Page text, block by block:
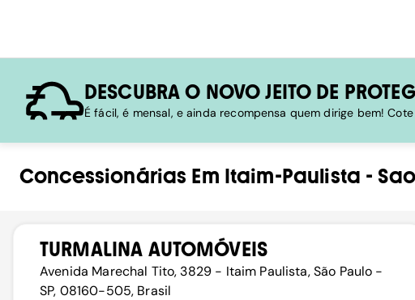
DESCUBRA O NOVO JEITO DE
É fácil, é mensal, e ainda recompensa quem dirige bem!
Concessionárias Em Itaim-Paulista -
TURMALINA AUTOMÓVEIS
Avenida Marechal Tito, 3829 - Itaim Paulista, São Paulo -
SP, 08160-505, Brasil